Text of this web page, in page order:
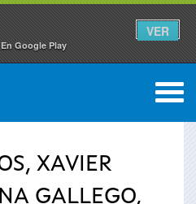
Google Play
VER
0
XAVIER
GALLEGO,